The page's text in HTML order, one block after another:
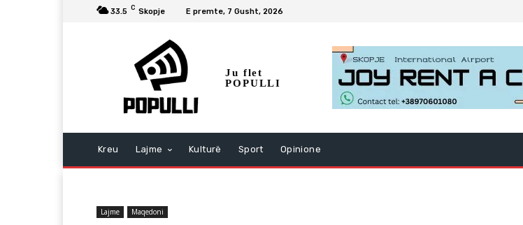
33.5 C Skopje E premte, 7 Gusht, 2026
Ju flet
POPULLI
Kreu Lajme Kulturë Sport Opinione
Lajme Maqedoni